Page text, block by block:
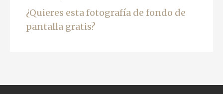
¿Quieres esta fotografía de fondo de
pantalla gratis?